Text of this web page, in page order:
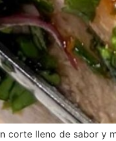
corte lleno de sabor y